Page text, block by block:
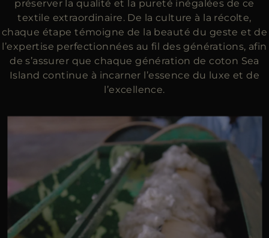
préserver la qualité et la pureté inégalées de ce
textile extraordinaire. De la culture à la récolte,
chaque étape témoigne de la beauté du geste et de
l’expertise perfectionnées au fil des générations, afin
de s’assurer que chaque génération de coton Sea
Island continue à incarner l’essence du luxe et de
l’excellence.